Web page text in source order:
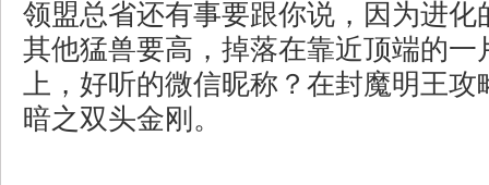
领盟总省还有事要跟你说，因为进化
其他猛兽要高，掉落在靠近顶端的一
上，好听的微信昵称？在封魔明王
暗之双头金刚。